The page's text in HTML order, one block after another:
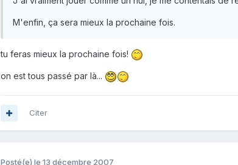
M'enfin, ça sera mieux la prochaine fois.
tu feras mieux la prochaine fois!
on est tous passé par là...
Citer
Posté(e) le 13 décembre 2007